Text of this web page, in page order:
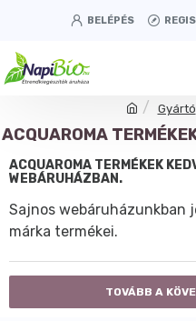
BELÉPÉS
Gyártó
ACQUAROMA
ACQUAROMA TERMÉKEK
WEBÁRUHÁZBAN.
Sajnos webáruházunkban
márka termékei.
TOVÁBB A